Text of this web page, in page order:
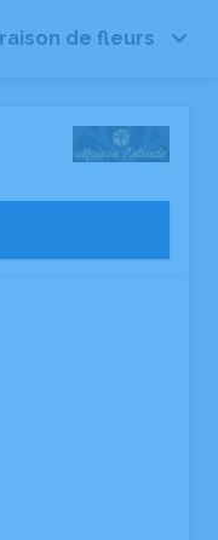
de fleurs